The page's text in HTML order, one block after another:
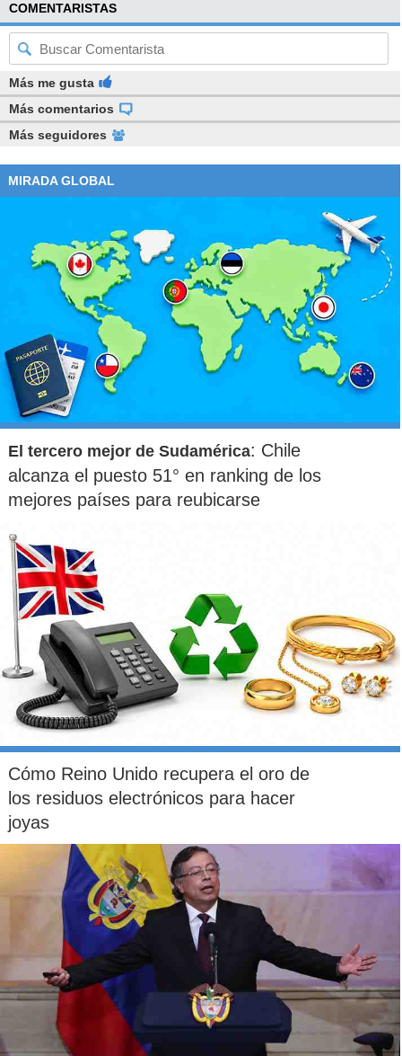
COMENTARISTAS
Más me gusta
Más comentarios
Más seguidores
MIRADA GLOBAL
El tercero mejor de Sudamérica: Chile
alcanza el puesto 51° en ranking de los
mejores países para reubicarse
Cómo Reino Unido recupera el oro de
los residuos electrónicos para hacer
joyas